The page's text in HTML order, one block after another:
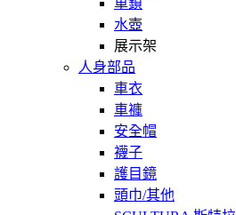
車鎖
水壺
展示架
人身部品
車衣
車褲
安全帽
襪子
護目鏡
頭巾/其他